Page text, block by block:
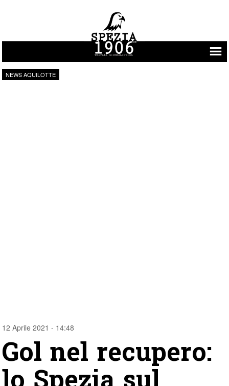
Vai al contenuto
NEWS AQUILOTTE
12 Aprile 2021 - 14:48
Gol nel recupero:
lo Spezia sul